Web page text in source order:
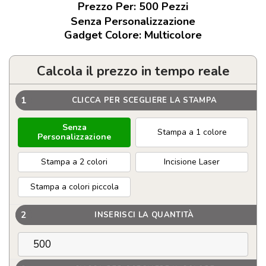
Prezzo Per: 500 Pezzi
Senza Personalizzazione
Gadget Colore: Multicolore
Calcola il prezzo in tempo reale
1 CLICCA PER SCEGLIERE LA STAMPA
Senza
Personalizzazione
Stampa a 1 colore
Stampa a 2 colori Incisione Laser
Stampa a colori piccola
2 INSERISCI LA QUANTITÀ